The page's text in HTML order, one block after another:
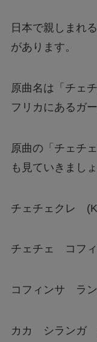
日本で親しまれ
があります。
原曲名は「チェ
フリカにあるガ
原曲の「チェチ
も見ていきましょ
チェチェクレ
チェチェ コフ
コフィンサ ラ
カカ シランガ